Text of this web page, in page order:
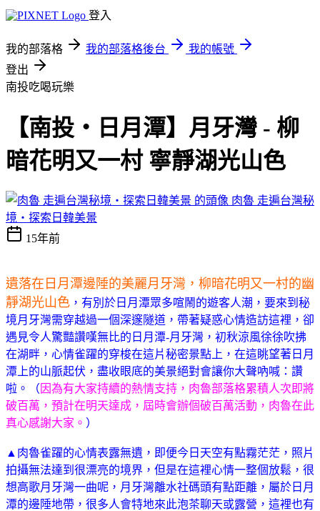
登入
我的部落格 我的部落格後台
我的帳號
登出
南投吃喝玩樂
【南投‧日月潭】月牙灣 - 柳
暗花明又一村 寧靜湖光山色
肉魯 走遍台灣秘
境・探索日韓美景
15年前
遺落在日月潭邊陲的美麗月牙灣，柳暗花明又一村的幽
靜湖光山色 ，有別於日月潭眾多喧鬧的遊客人潮，要來到秘
境月牙灣需穿越過一個深邃隧道，帶著疑惑心情造訪這裡，卻
遇見令人驚豔讚嘆無比的日月潭-月牙灣，初秋涼風徐徐吹拂
在湖畔，心情雀躍的穿梭在這片秘密景點上，在這眺望著日月
潭上的山脈起伏，盡收眼底的美景絕對會讓你大聲吶喊：讚
啦。（ 因為有大家持續的熱情支持，肉魯部落格累積人次即將
破百萬，預計在明天達成，屆時會辦個破百萬活動，肉魯在此
真心感謝大家。 ）
▲肉魯雀躍的心情表露無遺，即便今日天空有點霧茫茫，照片
拍攝無法達到很漂亮的境界，但是在這裡心情一整個放鬆，很
想高歌月牙灣一曲呢，月牙灣離水社碼頭有點距離，屬於日月
潭的邊陲地帶，很多人會特地來此泡茶聊天或露營，這裡也有